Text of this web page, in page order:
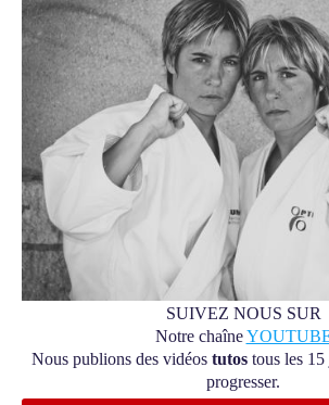
SUIVEZ NOUS SUR
Notre chaîne
Nous publions des vidéos tutostous les 15
progresser.